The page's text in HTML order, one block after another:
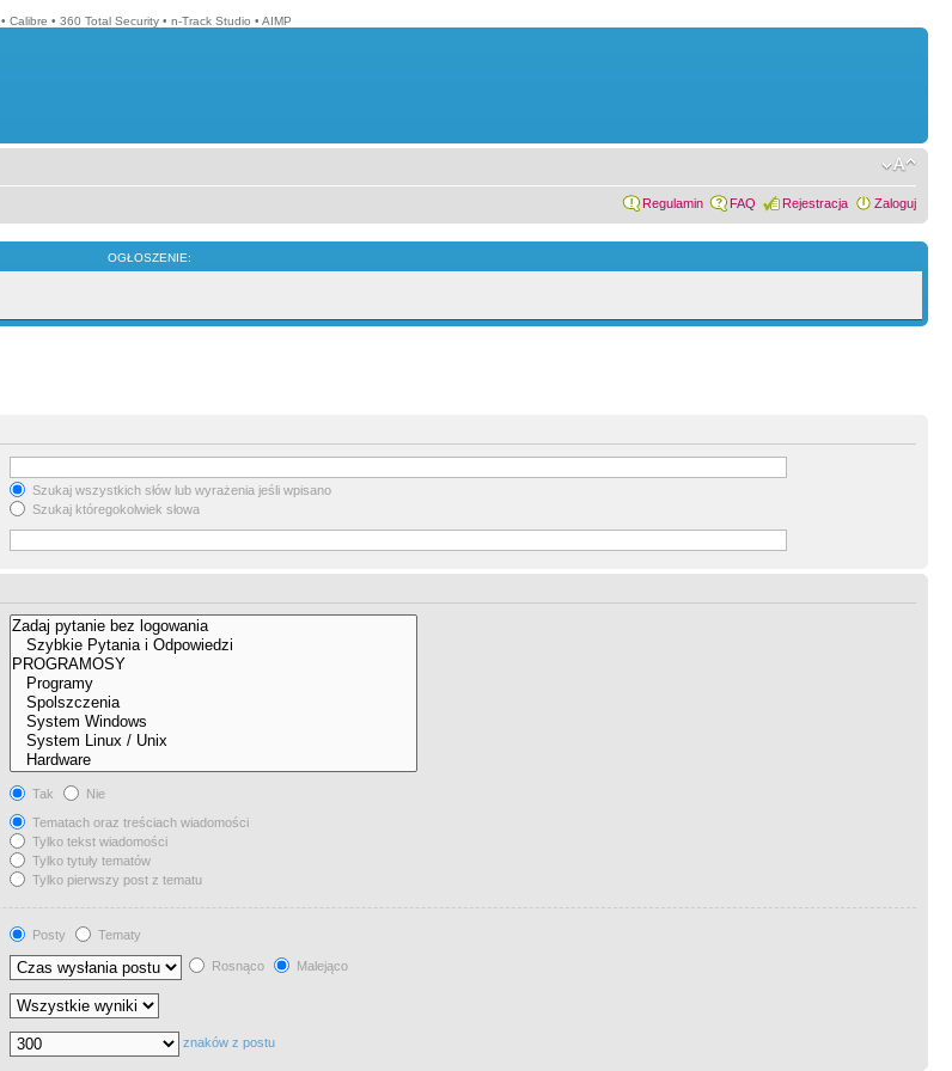
• Calibre • 360 Total Security • n-Track Studio • AIMP
Regulamin FAQ Rejestracja Zaloguj
OGŁOSZENIE:
Szukaj wszystkich słów lub wyrażenia jeśli wpisano
Szukaj któregokolwiek słowa
Tak
Nie
Tematach oraz treściach wiadomości
Tylko tekst wiadomości
Tylko tytuły tematów
Tylko pierwszy post z tematu
Posty
Tematy
Rosnąco Malejąco
znaków z postu